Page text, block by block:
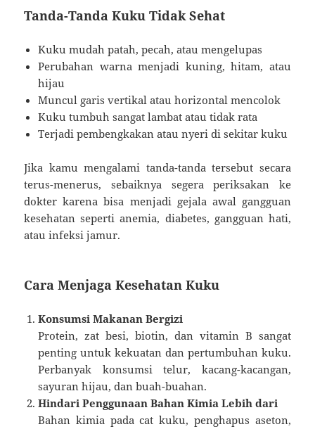
Tanda-Tanda Kuku Tidak Sehat
Kuku mudah patah, pecah, atau mengelupas
Perubahan warna menjadi kuning, hitam, atau
hijau
Muncul garis vertikal atau horizontal mencolok
Kuku tumbuh sangat lambat atau tidak rata
Terjadi pembengkakan atau nyeri di sekitar kuku
Jika kamu mengalami tanda-tanda tersebut secara
terus-menerus, sebaiknya segera periksakan ke
dokter karena bisa menjadi gejala awal gangguan
kesehatan seperti anemia, diabetes, gangguan hati,
atau infeksi jamur.
Cara Menjaga Kesehatan Kuku
Konsumsi Makanan Bergizi
Protein, zat besi, biotin, dan vitamin B sangat
penting untuk kekuatan dan pertumbuhan kuku.
Perbanyak konsumsi telur, kacang-kacangan,
sayuran hijau, dan buah-buahan.
Hindari Penggunaan Bahan Kimia Lebih dari
Bahan kimia pada cat kuku, penghapus aseton,